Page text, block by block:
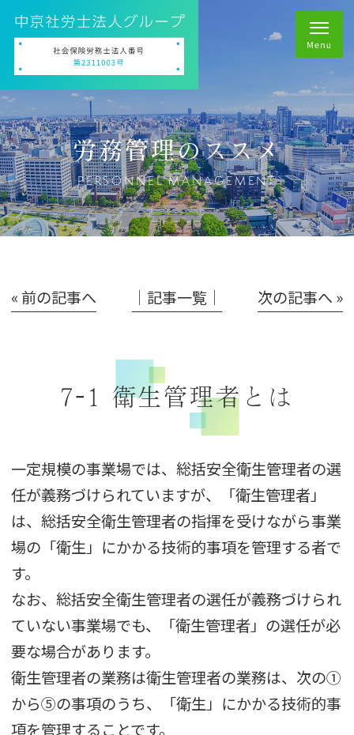
労務管理のススメ
PERSONNEL MANAGEMENT
« 前の記事へ │記事一覧│ 次の記事へ »
7-1 衛生管理者とは
一定規模の事業場では、総括安全衛生管理者の選
任が義務づけられていますが、「衛生管理者」
は、総括安全衛生管理者の指揮を受けながら事業
場の「衛生」にかかる技術的事項を管理する者で
す。
なお、総括安全衛生管理者の選任が義務づけられ
ていない事業場でも、「衛生管理者」の選任が必
要な場合があります。
衛生管理者の業務は衛生管理者の業務は、次の①
から⑤の事項のうち、「衛生」にかかる技術的事
項を管理することです。